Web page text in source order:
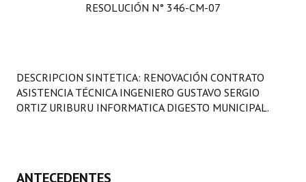
Comisiones Especiales
LEGISLACIÓN
RESOLUCIÓN N° 346-CM-07
DESCRIPCION SINTETICA: RENOVACIÓN CONTRATO
ASISTENCIA TÉCNICA INGENIERO GUSTAVO SERGIO
ORTIZ URIBURU INFORMATICA DIGESTO MUNICIPAL.
ANTECEDENTES